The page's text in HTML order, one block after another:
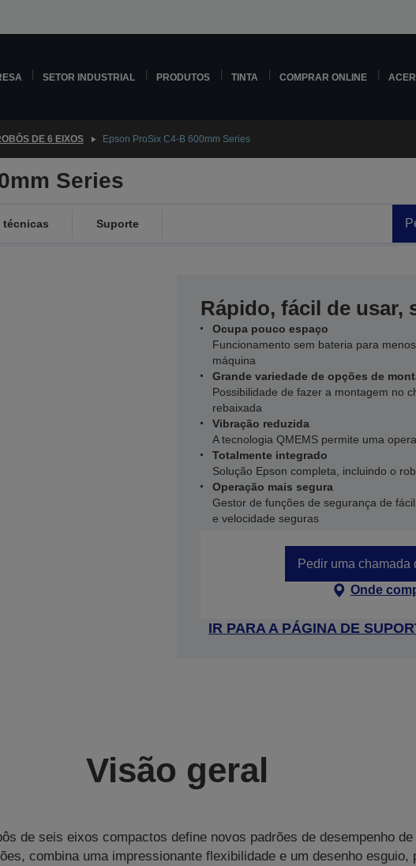
SETOR INDUSTRIAL PRODUTOS TINTA COMPRAR ONLINE
DE 6 EIXOS Epson ProSix C4-B 600mm Series
Series
técnicas Suporte
Rápido, fácil de usar,
Ocupa pouco espaço
Funcionamento sem bateria para
máquina
Grande variedade de opções de
Possibilidade de fazer a montagem no
rebaixada
Vibração reduzida
A tecnologia QMEMS permite uma
Totalmente integrado
Solução Epson completa, incluindo o
Operação mais segura
Gestor de funções de segurança de
e velocidade seguras
Pedir uma chamada
Onde
IR PARA A PÁGINA DE
Visão geral
de seis eixos compactos define novos padrões de desempenho de
combina uma impressionante flexibilidade e um desenho esguio,